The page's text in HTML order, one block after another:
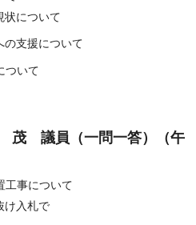
について
支援について
ついて
議員（一問一答）（午
工事について
入札で